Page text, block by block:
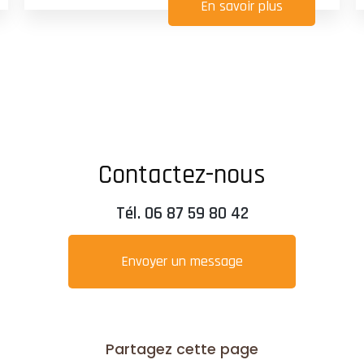
En savoir plus
Contactez-nous
Tél. 06 87 59 80 42
Envoyer un message
Partagez cette page